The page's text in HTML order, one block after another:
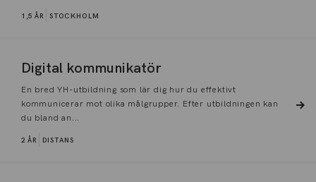
1,5 ÅR STOCKHOLM
Digital kommunikatör
En bred YH-utbildning som lär dig hur du effektivt
kommunicerar mot olika målgrupper. Efter utbildningen kan
du bland an...
2 ÅR DISTANS